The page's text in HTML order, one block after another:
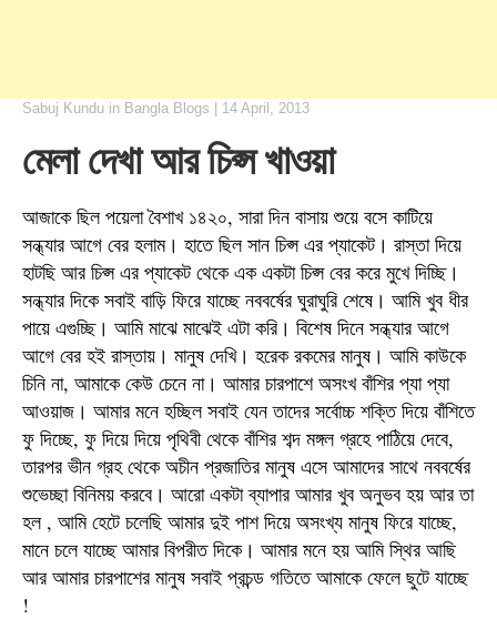
Sabuj Kundu in Bangla Blogs 14 April, 2013
মেলা দেখা আর চিপ্স খাওয়া
আজাকে ছিল পয়েলা বৈশাখ ১৪২০, সারা দিন বাসায় শুয়ে বসে কাটিয়ে
সন্ধ্যার আগে বের হলাম। হাতে ছিল সান চিপ্স এর প্যাকেট। রাস্তা দিয়ে
হাটছি আর চিপ্স এর প্যাকেট থেকে এক একটা চিপ্স বের করে মুখে দিচ্ছি।
সন্ধ্যার দিকে সবাই বাড়ি ফিরে যাচ্ছে নববর্ষের ঘুরাঘুরি শেষে। আমি খুব ধীর
পায়ে এগুচ্ছি। আমি মাঝে মাঝেই এটা করি। বিশেষ দিনে সন্ধ্যার আগে
আগে বের হই রাস্তায়। মানুষ দেখি। হরেক রকমের মানুষ। আমি কাউকে
চিনি না, আমাকে কেউ চেনে না। আমার চারপাশে অসংখ বাঁশির প্যা প্যা
আওয়াজ। আমার মনে হচ্ছিল সবাই যেন তাদের সর্বোচ্চ শক্তি দিয়ে বাঁশিতে
ফু দিচ্ছে, ফু দিয়ে দিয়ে পৃথিবী থেকে বাঁশির শব্দ মঙ্গল গ্রহে পাঠিয়ে দেবে,
তারপর ভীন গ্রহ থেকে অচীন প্রজাতির মানুষ এসে আমাদের সাথে নববর্ষের
শুভেচ্ছা বিনিময় করবে। আরো একটা ব্যাপার আমার খুব অনুভব হয় আর তা
হল , আমি হেটে চলেছি আমার দুই পাশ দিয়ে অসংখ্য মানুষ ফিরে যাচ্ছে,
মানে চলে যাচ্ছে আমার বিপরীত দিকে। আমার মনে হয় আমি স্থির আছি
আর আমার চারপাশের মানুষ সবাই প্রচন্ড গতিতে আমাকে ফেলে ছুটে যাচ্ছে
!